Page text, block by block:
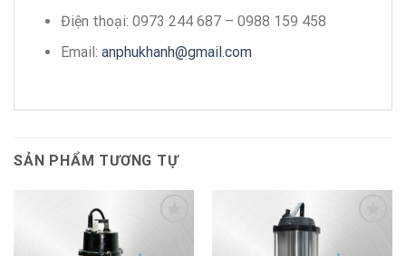
Điện thoại: 0973 244 687 – 0988 159 458
Email: anphukhanh@gmail.com
SẢN PHẨM TƯƠNG TỰ